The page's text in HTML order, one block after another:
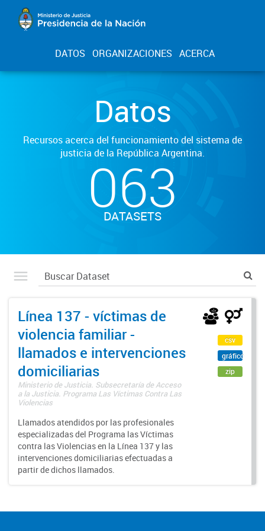
DATOS ORGANIZACIONES ACERCA
Datos
Recursos acerca del funcionamiento del sistema de
justicia de la República Argentina.
063
DATASETS
Línea 137 - víctimas de
violencia familiar -
llamados e intervenciones
domiciliarias
Ministerio de Justicia. Subsecretaría de Acceso
a la Justicia. Programa Las Víctimas Contra Las
Violencias
Llamados atendidos por las profesionales
especializadas del Programa las Víctimas
contra las Violencias en la Línea 137 y las
intervenciones domiciliarias efectuadas a
partir de dichos llamados.
csv
gráfico
zip